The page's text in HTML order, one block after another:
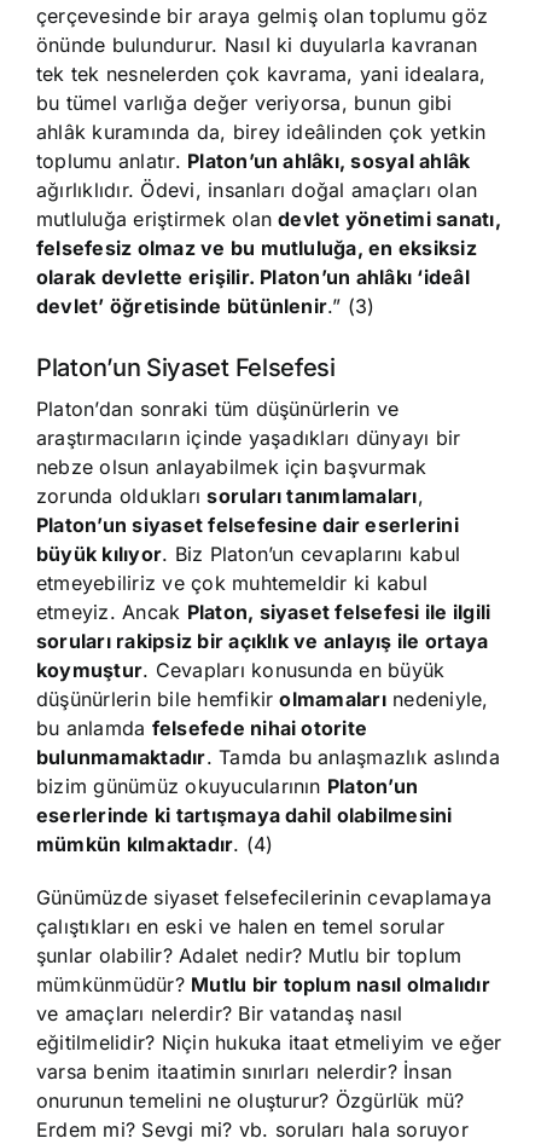
çerçevesinde bir araya gelmiş olan toplumu göz
önünde bulundurur. Nasıl ki duyularla kavranan
tek tek nesnelerden çok kavrama, yani idealara,
bu tümel varlığa değer veriyorsa, bunun gibi
ahlâk kuramında da, birey ideâlinden çok yetkin
toplumu anlatır. Platon’un ahlâkı, sosyal ahlâk
ağırlıklıdır. Ödevi, insanları doğal amaçları olan
mutluluğa eriştirmek olandevlet yönetimi sanatı,
felsefesiz olmaz ve bu mutluluğa, en eksiksiz
olarak devlette erişilir. Platon’un ahlâkı ‘ideâl
devlet’ öğretisinde bütünlenir.” (3)
Platon’un Siyaset Felsefesi
Platon’dan sonraki tüm düşünürlerin ve
araştırmacıların içinde yaşadıkları dünyayı bir
nebze olsun anlayabilmek için başvurmak
zorunda olduklarısoruları tanımlamaları,
Platon’un siyaset felsefesine dair eserlerini
büyük kılıyor. Biz Platon’un cevaplarını kabul
etmeyebiliriz ve çok muhtemeldir ki kabul
etmeyiz. Ancak Platon, siyaset felsefesi ile ilgili
soruları rakipsiz bir açıklık ve anlayış ile ortaya
koymuştur. Cevapları konusunda en büyük
düşünürlerin bile hemfikirolmamalarınedeniyle,
bu anlamda felsefede nihai otorite
bulunmamaktadır. Tamda bu anlaşmazlık aslında
bizim günümüz okuyucularının Platon’un
eserlerinde ki tartışmaya dahil olabilmesini
mümkün kılmaktadır. (4)
Günümüzde siyaset felsefecilerinin cevaplamaya
çalıştıkları en eski ve halen en temel sorular
şunlar olabilir? Adalet nedir? Mutlu bir toplum
mümkünmüdür? Mutlu bir toplum nasıl olmalıdır
ve amaçları nelerdir? Bir vatandaş nasıl
eğitilmelidir? Niçin hukuka itaat etmeliyim ve eğer
varsa benim itaatimin sınırları nelerdir? İnsan
onurunun temelini ne oluşturur? Özgürlük mü?
Erdem mi? Sevgi mi? vb. soruları hala soruyor